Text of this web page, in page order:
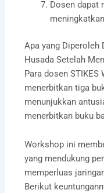
Dosen dapat
Apa yang Diperoleh
Husada Setelah
Para dosen STIKES
menerbitkan tiga
menunjukkan
menerbitkan buku
Workshop ini
yang mendukung
memperluas
Berikut